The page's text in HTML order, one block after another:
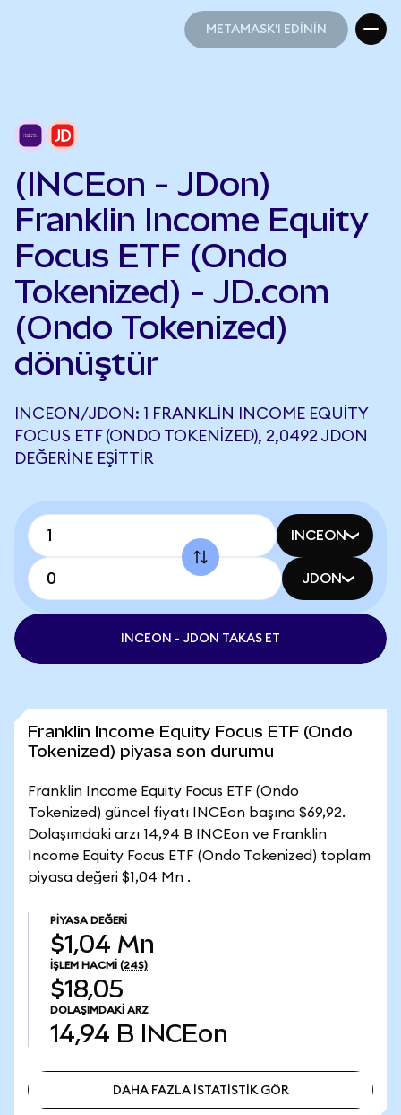
METAMASK'I EDİNİN
(INCEon - JDon)
Franklin Income Equity
Focus ETF (Ondo
Tokenized) - JD.com
(Ondo Tokenized)
dönüştür
INCEON/JDON: 1 FRANKLIN INCOME EQUITY
FOCUS ETF (ONDO TOKENIZED), 2,0492 JDON
DEĞERINE EŞITTIR
INCEON
JDON
INCEON - JDON TAKAS ET
Franklin Income Equity Focus ETF (Ondo
Tokenized) piyasa son durumu
Franklin Income Equity Focus ETF (Ondo
Tokenized) güncel fiyatı INCEon başına $69,92.
Dolaşımdaki arzı 14,94 B INCEon ve Franklin
Income Equity Focus ETF (Ondo Tokenized) toplam
piyasa değeri $1,04 Mn .
PIYASA DEĞERI
$1,04 Mn
İŞLEM HACMI (24S)
$18,05
DOLAŞIMDAKI ARZ
14,94 B INCEon
DAHA FAZLA İSTATİSTİK GÖR